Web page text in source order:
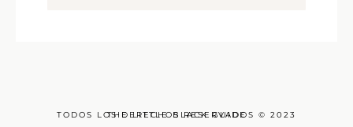
TODOS LOS DERECHOS RESERVADOS © 2023
THE LITTLE BLACK GUIDE